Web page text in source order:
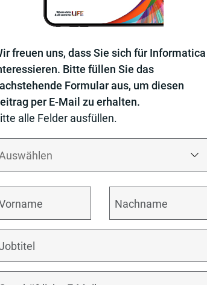
freuen uns, dass Sie sich für Informatica
Bitte füllen Sie das
Formular aus, um diesen
per E-Mail zu erhalten.
alle Felder ausfüllen.